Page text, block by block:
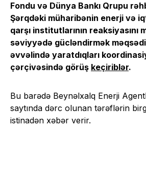
Fondu və Dünya Bankı Qrupu
Şərqdəki müharibənin enerji və
qarşı institutlarının reaksiyasını
səviyyədə gücləndirmək
əvvəlində yaratdıqları
çərçivəsində görüş keçiriblər.
Bu barədə Beynəlxalq Enerji
saytında dərc olunan tərəflərin
istinadən xəbər verir.